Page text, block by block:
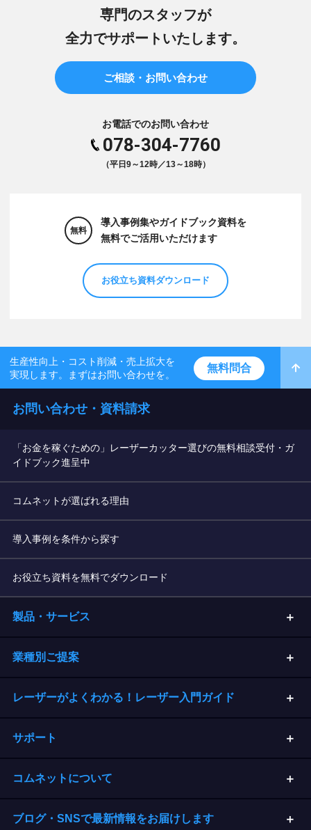
専門のスタッフが
全力でサポートいたします。
ご相談・お問い合わせ
お電話でのお問い合わせ
078-304-7760
（平日9～12時／13～18時）
無料
導入事例集やガイドブック資料を
無料でご活用いただけます
お役立ち資料ダウンロード
生産性向上・コスト削減・売上拡大を
実現します。まずはお問い合わせを。
無料問合
お問い合わせ・資料請求
「お金を稼ぐための」レーザーカッター選びの無料相談受付・ガ
イドブック進呈中
コムネットが選ばれる理由
導入事例を条件から探す
お役立ち資料を無料でダウンロード
製品・サービス
業種別ご提案
レーザーがよくわかる！レーザー入門ガイド
サポート
コムネットについて
ブログ・SNSで最新情報をお届けします